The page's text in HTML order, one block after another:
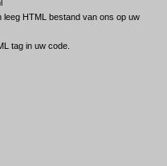
leeg HTML bestand van ons op uw
tag in uw code.